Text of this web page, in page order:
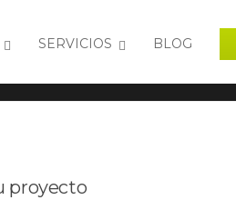
SERVICIOS BLOG
proyecto